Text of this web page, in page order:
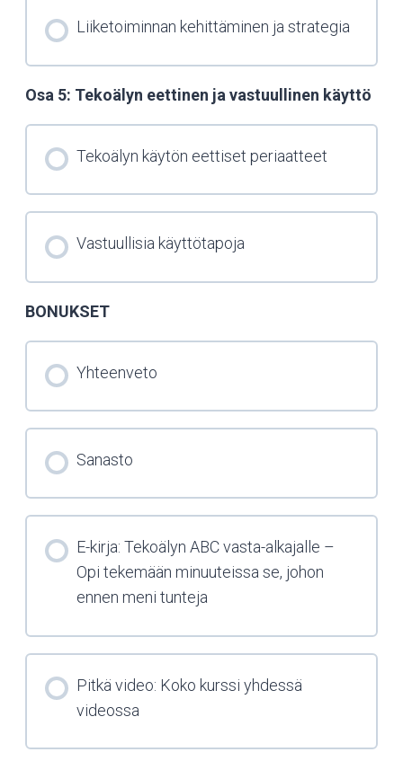
Liiketoiminnan kehittäminen ja strategia
Osa 5: Tekoälyn eettinen ja vastuullinen käyttö
Tekoälyn käytön eettiset periaatteet
Vastuullisia käyttötapoja
BONUKSET
Yhteenveto
Sanasto
E-kirja: Tekoälyn ABC vasta-alkajalle –
Opi tekemään minuuteissa se, johon
ennen meni tunteja
Pitkä video: Koko kurssi yhdessä
videossa